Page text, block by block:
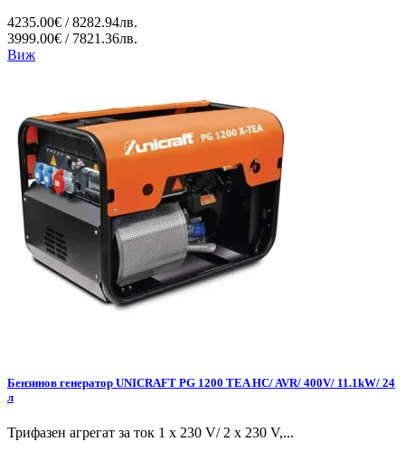
4235.00€ / 8282.94лв.
3999.00€ / 7821.36лв.
Виж
Бензинов генератор UNICRAFT PG 1200 TEA HC/ AVR/ 400V/ 11.1kW/ 24
л
Трифазен агрегат за ток 1 x 230 V/ 2 x 230 V,...